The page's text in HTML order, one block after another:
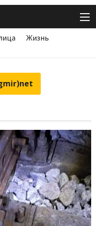
Жизнь